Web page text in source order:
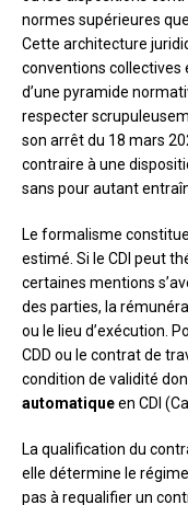
normes supérieures
Cette architecture
conventions collectives
d’une pyramide
respecter
son arrêt du 18 mars
contraire à une
sans pour autant
Le formalisme
estimé. Si le CDI peut
certaines mentions
des parties, la
ou le lieu d’exécution.
CDD ou le contrat de
condition de validité
automatiqueen CDI
La qualification du
elle détermine le
pas à requalifier un